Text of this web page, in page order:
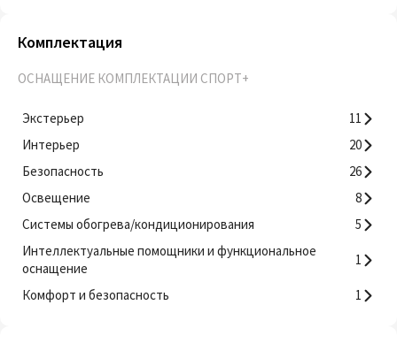
Комплектация
ОСНАЩЕНИЕ КОМПЛЕКТАЦИИ СПОРТ+
Экстерьер
11
Интерьер
20
Безопасность
26
Освещение
8
Системы обогрева/кондиционирования
5
Интеллектуальные помощники и функциональное
оснащение
1
Комфорт и безопасность 1